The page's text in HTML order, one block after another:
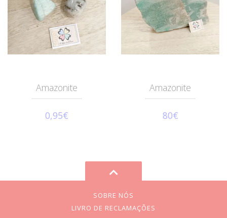
Amazonite
0,95€
Amazonite
80€
SOBRE NÓS
LIVRO DE RECLAMAÇÕES